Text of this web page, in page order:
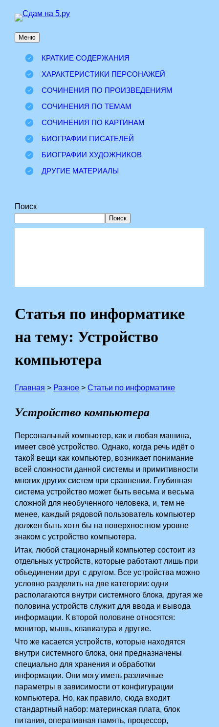
Перейти
содержимому
Меню
КРАТКИЕ СОДЕРЖАНИЯ
ХАРАКТЕРИСТИКИ ПЕРСОНАЖЕЙ
СОЧИНЕНИЯ ПО ПРОИЗВЕДЕНИЯМ
СОЧИНЕНИЯ ПО ТЕМАМ
СОЧИНЕНИЯ ПО КАРТИНАМ
БИОГРАФИИ ПИСАТЕЛЕЙ
БИОГРАФИИ ХУДОЖНИКОВ
ДРУГИЕ МАТЕРИАЛЫ
Поиск
Поиск
Статья по информатике
на тему: Устройство
компьютера
Главная > Разное >Статьи по информатике
Устройство компьютера
Персональный компьютер, как и любая машина,
имеет своё устройство. Однако, когда речь идёт о
такой вещи как компьютер, возникает понимание
всей сложности данной системы и примитивности
многих других систем при сравнении. Глубинная
система устройство может быть весьма и весьма
сложной для необученного человека, и, тем не
менее, каждый рядовой пользователь компьютер
должен быть хотя бы на поверхностном уровне
знаком с устройство компьютера.
Итак, любой стационарный компьютер состоит из
отдельных устройств, которые работают лишь при
объединении друг с другом. Все устройства можно
условно разделить на две категории: одни
располагаются внутри системного блока, другая же
половина устройств служит для ввода и вывода
информации. К второй половине относятся:
монитор, мышь, клавиатура и другие.
Что же касается устройств, которые находятся
внутри системного блока, они предназначены
специально для хранения и обработки
информации. Они могу иметь­ различные
параметры в зависимости от конфигурации
компьютера. Но, как правило, сюда входит
стандартный набор: материнская плата, блок
питания, оперативная память, процессор,